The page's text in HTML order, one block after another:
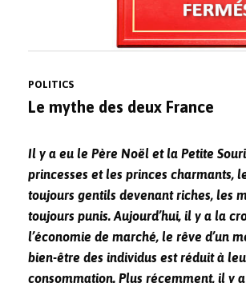
POLITICS
Le mythe des deux France
Il y a eu le Père Noël et la Petite
princesses et les princes charmants,
toujours gentils devenant riches, les
toujours punis. Aujourd’hui, il y a la
l’économie de marché, le rêve d’un
bien-être des individus est réduit à
consommation. Plus récemment, il y